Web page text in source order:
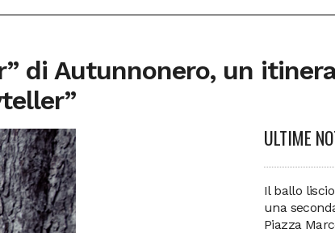
di Autunnonero, un
ULTIME
Il ballo
una
Piazza